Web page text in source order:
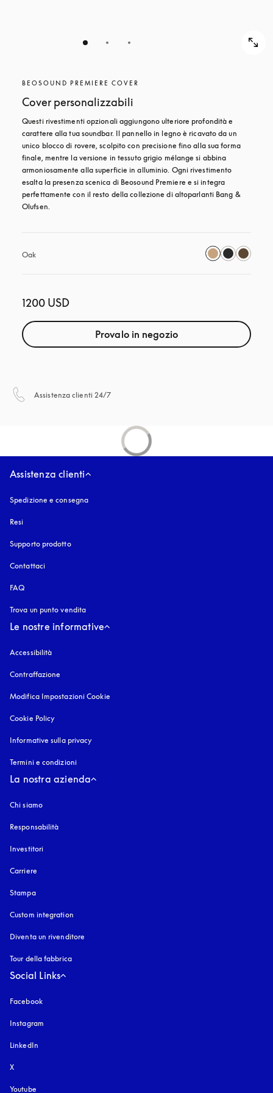
BEOSOUND PREMIERE COVER
Cover personalizzabili
Questi rivestimenti opzionali aggiungono ulteriore profondità e
carattere alla tua soundbar. Il pannello in legno è ricavato da un
unico blocco di rovere, scolpito con precisione fino alla sua forma
finale, mentre la versione in tessuto grigio mélange si abbina
armoniosamente alla superficie in alluminio. Ogni rivestimento
esalta la presenza scenica di Beosound Premiere e si integra
perfettamente con il resto della collezione di altoparlanti Bang &
Olufsen.
Oak
1200 USD
Provalo in negozio
Assistenza clienti 24/7
Assistenza clienti
Spedizione e consegna
Resi
Supporto prodotto
Contattaci
FAQ
Trova un punto vendita
Le nostre informative
Accessibilità
Contraffazione
Modifica Impostazioni Cookie
Cookie Policy
Informative sulla privacy
Termini e condizioni
La nostra azienda
Chi siamo
Responsabilità
Investitori
Carriere
Stampa
Custom integration
Diventa un rivenditore
Tour della fabbrica
Social Links
Facebook
Instagram
LinkedIn
X
Youtube